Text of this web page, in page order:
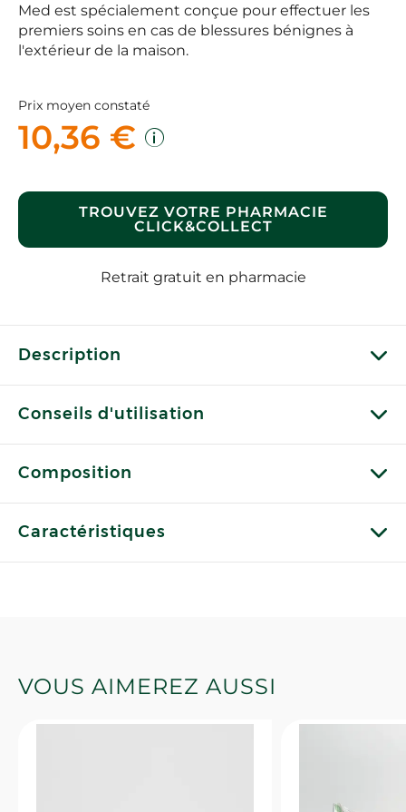
Med est spécialement conçue pour effectuer les
premiers soins en cas de blessures bénignes à
l'extérieur de la maison.
Prix moyen constaté
10,36 €
TROUVEZ VOTRE PHARMACIE
CLICK&COLLECT
Retrait gratuit en pharmacie
Description
Conseils d'utilisation
Composition
Caractéristiques
VOUS AIMEREZ AUSSI